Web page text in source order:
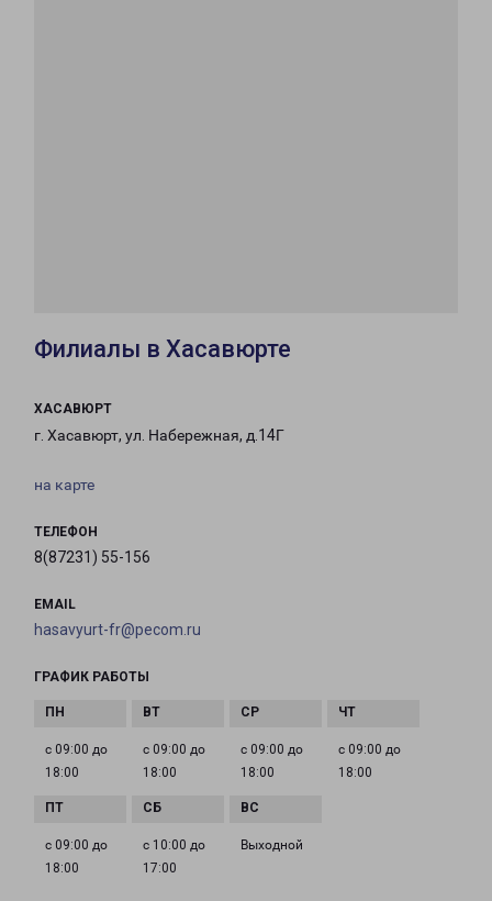
Филиалы в Хасавюрте
ХАСАВЮРТ
г. Хасавюрт, ул. Набережная, д.14Г
на карте
ТЕЛЕФОН
8(87231) 55-156
EMAIL
hasavyurt-fr@pecom.ru
ГРАФИК РАБОТЫ
с 09:00 до
18:00
с 09:00 до
18:00
с 09:00 до
18:00
с 09:00 до
18:00
с 09:00 до
18:00
с 10:00 до
17:00
Выходной